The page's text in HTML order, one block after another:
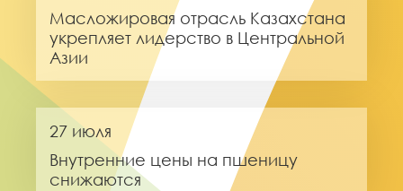
Масложировая отрасль Казахстана
укрепляет лидерство в Центральной
Азии
27 июля
Внутренние цены на пшеницу
снижаются